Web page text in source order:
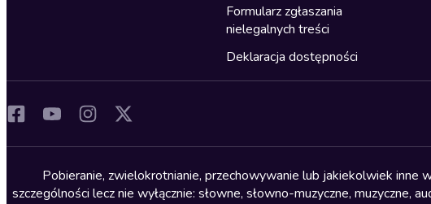
Formularz zgłaszania
nielegalnych treści
Deklaracja dostępności
Pobieranie, zwielokrotnianie, przechowywanie lub jakiekolwiek
szczególności lecz nie wyłącznie: słowne, słowno-muzyczne, muzyczne,